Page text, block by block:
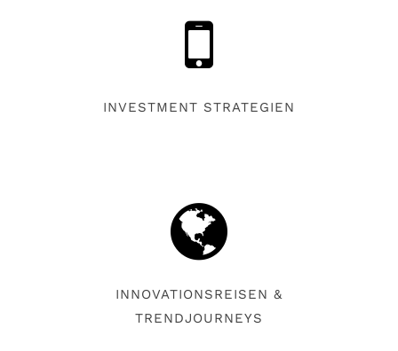
INVESTMENT STRATEGIEN
INNOVATIONSREISEN &
TRENDJOURNEYS